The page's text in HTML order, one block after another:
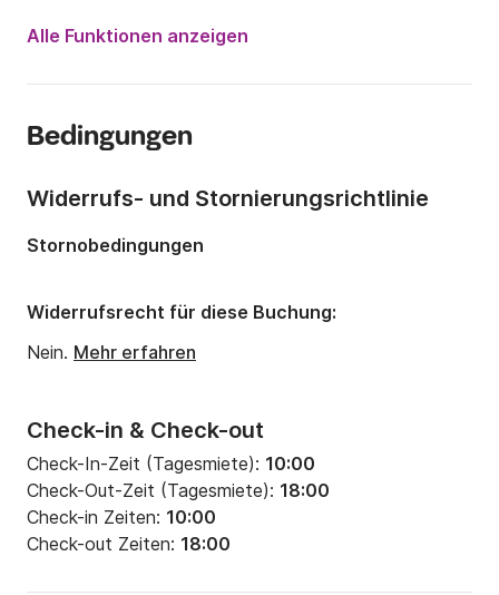
Motorleistung:
Anzahl Plätze an Bord:
Alle Funktionen anzeigen
Bedingungen
Check-in & Check-out
Check-In-Zeit (Tagesmiete): 10:00
Check-Out-Zeit (Tagesmiete): 18:00
Check-in Zeiten: 10:00
Check-out Zeiten: 18:00
Widerrufs- und Stornierungsrichtlinie
Stornobedingungen
Widerrufsrecht für diese Buchung:
Nein. Mehr erfahren